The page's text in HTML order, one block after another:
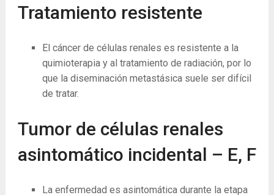
Tratamiento resistente
El cáncer de células renales es resistente a la
quimioterapia y al tratamiento de radiación, por lo
que la diseminación metastásica suele ser difícil
de tratar.
Tumor de células renales
asintomático incidental – E, F
La enfermedad es asintomática durante la etapa